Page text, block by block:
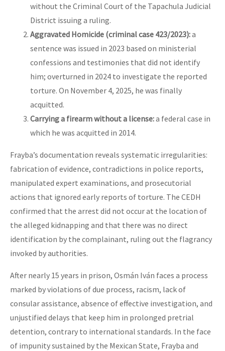
without the Criminal Court of the Tapachula Judicial
District issuing a ruling.
Aggravated Homicide (criminal case 423/2023):a
sentence was issued in 2023 based on ministerial
confessions and testimonies that did not identify
him; overturned in 2024 to investigate the reported
torture. On November 4, 2025, he was finally
acquitted.
Carrying a firearm without a license:a federal case in
which he was acquitted in 2014.
Frayba’s documentation reveals systematic irregularities:
fabrication of evidence, contradictions in police reports,
manipulated expert examinations, and prosecutorial
actions that ignored early reports of torture. The CEDH
confirmed that the arrest did not occur at the location of
the alleged kidnapping and that there was no direct
identification by the complainant, ruling out the flagrancy
invoked by authorities.
After nearly 15 years in prison, Osmán Iván faces a process
marked by violations of due process, racism, lack of
consular assistance, absence of effective investigation, and
unjustified delays that keep him in prolonged pretrial
detention, contrary to international standards. In the face
of impunity sustained by the Mexican State, Frayba and